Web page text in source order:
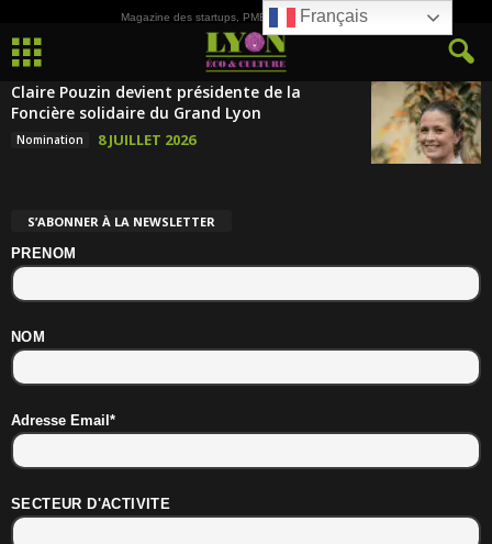
Magazine des startups, PME, ETI et de la Culture
Claire Pouzin devient présidente de la
Foncière solidaire du Grand Lyon
Nomination 8 JUILLET 2026
S’ABONNER À LA NEWSLETTER
PRENOM
NOM
Adresse Email*
SECTEUR D'ACTIVITE
Français